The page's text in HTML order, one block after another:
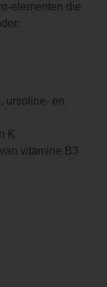
elementen die
ursoline- en
K
vitamine B3